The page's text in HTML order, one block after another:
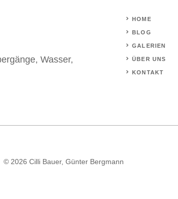
, Wasser,
HOME
BLOG
GALERIEN
ÜBER UNS
KONTAKT
© 2026 Cilli Bauer, Günter Bergmann